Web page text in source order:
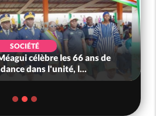
SOCIÉTÉ
célèbre les 66 ans de
dans l'unité, l...